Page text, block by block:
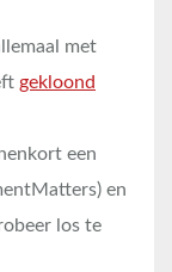
met
gekloond
een
en
los te